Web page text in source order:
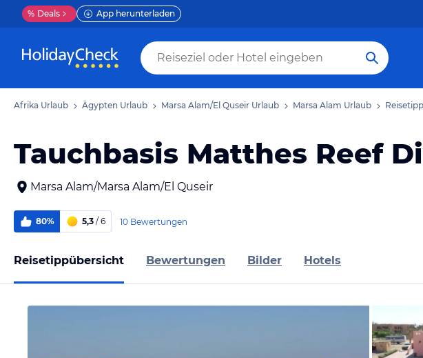
% Deals App herunterladen
Afrika Urlaub Ägypten Urlaub Marsa Alam/El Quseir Urlaub Marsa Alam Urlaub
Tauchbasis Matthes Reef
Marsa Alam/Marsa Alam/El Quseir
80% 5,3 / 6 10 Bewertungen
Reisetippübersicht Bewertungen Bilder Hotels